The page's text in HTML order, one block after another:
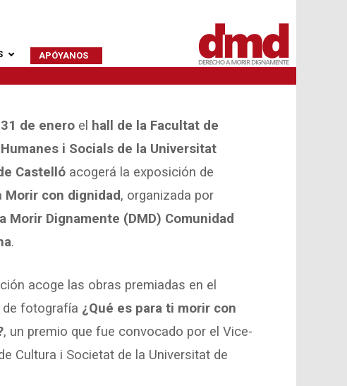
APÓYANOS
de enero el hall de la Facultat de
i Socials de la Universitat
Castelló acogerá la exposición de
Morir con dignidad, organizada por
Morir Dignamente (DMD) Comunidad
.
acoge las obras premiadas en el
fotografía ¿Qué es para ti morir con
, un premio que fue convocado por el Vice-
Cultura i Societat de la Universitat de